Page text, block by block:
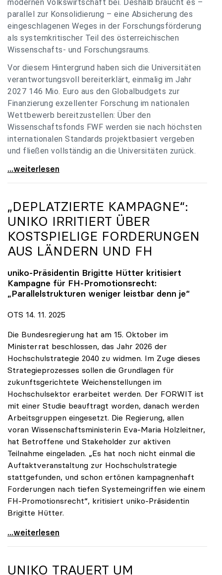
modernen Volkswirtschaft bei. Deshalb braucht es –
parallel zur Konsolidierung – eine Absicherung des
eingeschlagenen Weges in der Forschungsförderung
als systemkritischer Teil des österreichischen
Wissenschafts- und Forschungsraums.
Vor diesem Hintergrund haben sich die Universitäten
verantwortungsvoll bereiterklärt, einmalig im Jahr
2027 146 Mio. Euro aus den Globalbudgets zur
Finanzierung exzellenter Forschung im nationalen
Wettbewerb bereitzustellen: Über den
Wissenschaftsfonds FWF werden sie nach höchsten
internationalen Standards projektbasiert vergeben
und fließen vollständig an die Universitäten zurück.
Gemeinsam für einen starken Wissenschafts- und
...weiterlesen
„DEPLATZIERTE KAMPAGNE“:
UNIKO IRRITIERT ÜBER
KOSTSPIELIGE FORDERUNGEN
AUS LÄNDERN UND FH
uniko-Präsidentin Brigitte Hütter kritisiert
Kampagne für FH-Promotionsrecht:
„Parallelstrukturen weniger leistbar denn je“
OTS 14. 11. 2025
Die Bundesregierung hat am 15. Oktober im
Ministerrat beschlossen, das Jahr 2026 der
Hochschulstrategie 2040 zu widmen. Im Zuge dieses
Strategieprozesses sollen die Grundlagen für
zukunftsgerichtete Weichenstellungen im
Hochschulsektor erarbeitet werden. Der FORWIT ist
mit einer Studie beauftragt worden, danach werden
Arbeitsgruppen eingesetzt. Die Regierung, allen
voran Wissenschaftsministerin Eva-Maria Holzleitner,
hat Betroffene und Stakeholder zur aktiven
Teilnahme eingeladen. „Es hat noch nicht einmal die
Auftaktveranstaltung zur Hochschulstrategie
stattgefunden, und schon ertönen kampagnenhaft
Forderungen nach tiefen Systemeingriffen wie einem
FH-Promotionsrecht“, kritisiert uniko-Präsidentin
Brigitte Hütter.
„Deplatzierte Kampagne“: uniko irritiert über
...weiterlesen
UNIKO TRAUERT UM